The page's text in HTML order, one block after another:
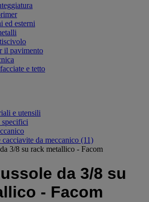
ed esterni
il pavimento
e tetto
e utensili
cacciavite da meccanico (11)
3/8 su rack metallico - Facom
da 3/8 su
- Facom